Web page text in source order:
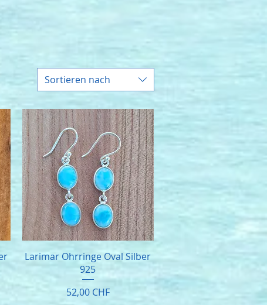
Sortieren nach
Larimar Ohrringe Oval Silber
925
Preis
52,00 CHF